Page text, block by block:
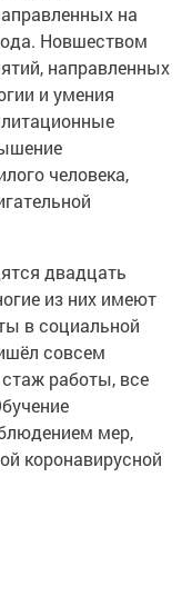
на
Новшеством
направленных
и умения
человека,
двадцать
из них имеют
в социальной
совсем
работы, все
мер,
коронавирусной